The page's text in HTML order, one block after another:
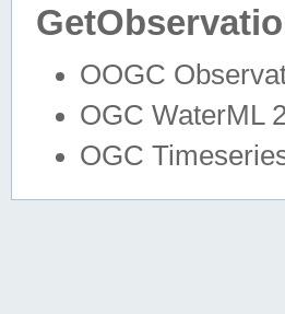
OOGC
OGC WaterML
OGC